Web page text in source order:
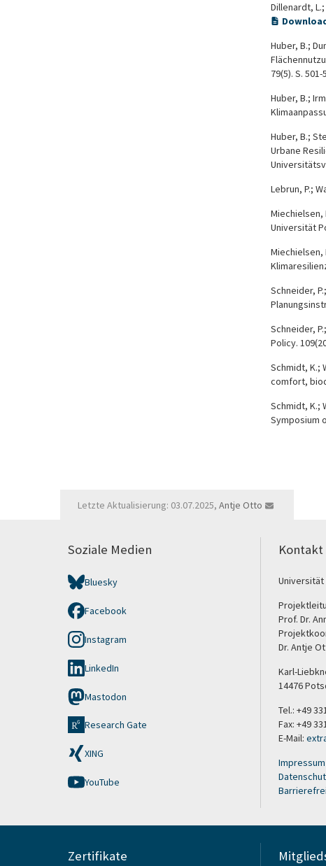
Dillenardt,
Huber, B.;
79(5). S. 501-
Huber, B.;
Huber, B.;
Urbane
Lebrun, P.;
Miechielsen,
Universität
Miechielsen,
Schneider,
Schneider,
Policy.
Schmidt, K.;
comfort,
Schmidt, K.;
Symposium
Letzte Aktualisierung: 03.07.2025,Antje Otto
Soziale Medien
Bluesky
Facebook
Instagram
LinkedIn
Mastodon
Research Gate
XING
YouTube
Kontakt
Universität
Prof. Dr.
Dr. Antje
Karl-
14476
Tel.: +49
Fax: +49
E-Mail:
Impressum
Zertifikate